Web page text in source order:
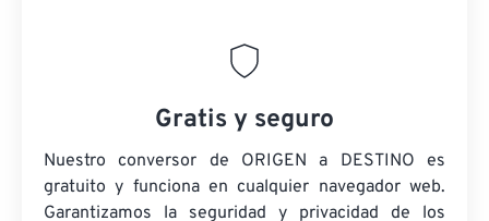
Gratis y seguro
Nuestro conversor de ORIGEN a DESTINO es
gratuito y funciona en cualquier navegador web.
Garantizamos la seguridad y privacidad de los